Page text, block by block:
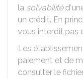
la solvabilité
un crédit. En
vous interdit pas
Les
paiement et de
consulter le